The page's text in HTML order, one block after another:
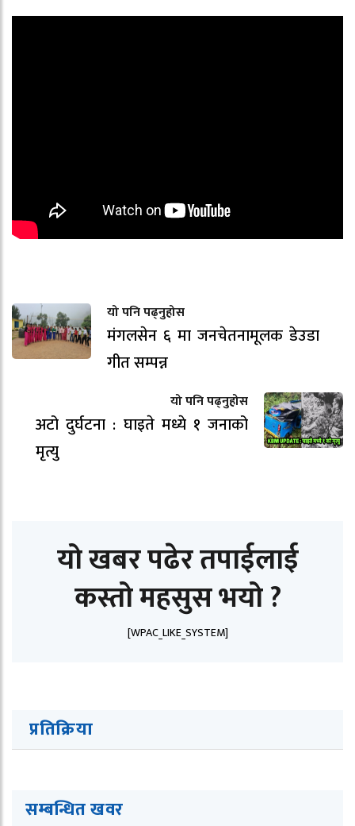
यो पनि पढ्नुहोस
मंगलसेन ६ मा जनचेतनामूलक डेउडा
गीत सम्पन्न
यो पनि पढ्नुहोस
अटो दुर्घटना : घाइते मध्ये १ जनाको
मृत्यु
यो खबर पढेर तपाईलाई
कस्तो महसुस भयो ?
[WPAC_LIKE_SYSTEM]
प्रतिक्रिया
सम्बन्धित खवर